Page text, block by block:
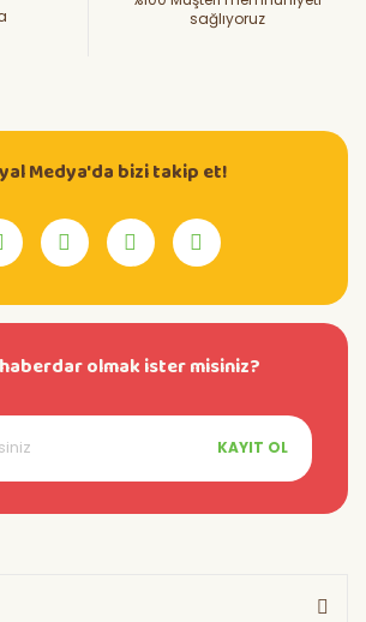
sağlıyoruz
Medya'da bizi takip et!
olmak ister misiniz?
KAYIT OL